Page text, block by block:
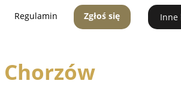
Regulamin Zgłoś się Inne